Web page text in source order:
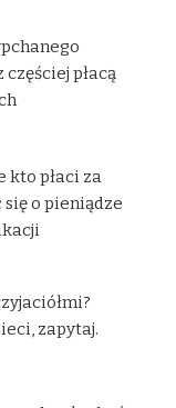
płacą
kto płaci za
się o pieniądze
zapytaj.